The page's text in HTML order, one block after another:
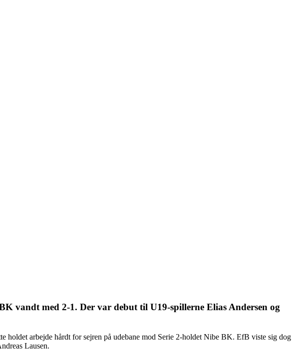
vandt med 2-1. Der var debut til U19-spillerne Elias Andersen og
holdet arbejde hårdt for sejren på udebane mod Serie 2-holdet Nibe BK. EfB viste sig dog
Lausen.